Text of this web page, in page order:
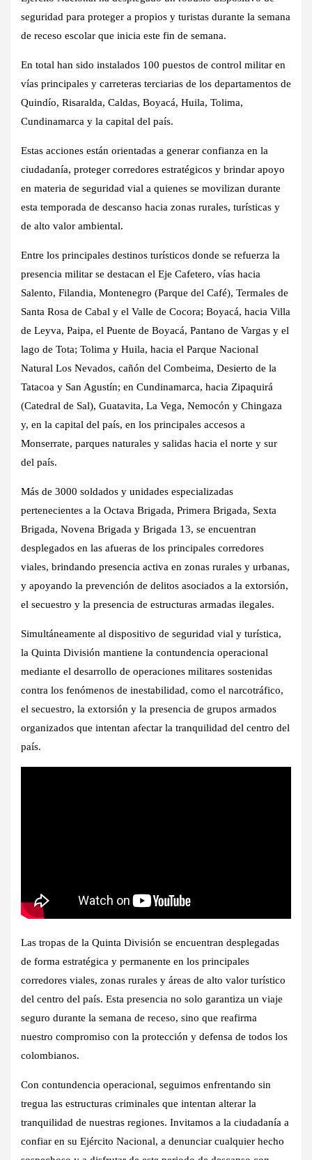
seguridad para proteger a propios y turistas durante la semana
de receso escolar que inicia este fin de semana.
En total han sido instalados 100 puestos de control militar en
vías principales y carreteras terciarias de los departamentos de
Quindío, Risaralda, Caldas, Boyacá, Huila, Tolima,
Cundinamarca y la capital del país.
Estas acciones están orientadas a generar confianza en la
ciudadanía, proteger corredores estratégicos y brindar apoyo
en materia de seguridad vial a quienes se movilizan durante
esta temporada de descanso hacia zonas rurales, turísticas y
de alto valor ambiental.
Entre los principales destinos turísticos donde se refuerza la
presencia militar se destacan el Eje Cafetero, vías hacia
Salento, Filandia, Montenegro (Parque del Café), Termales de
Santa Rosa de Cabal y el Valle de Cocora; Boyacá, hacia Villa
de Leyva, Paipa, el Puente de Boyacá, Pantano de Vargas y el
lago de Tota; Tolima y Huila, hacia el Parque Nacional
Natural Los Nevados, cañón del Combeima, Desierto de la
Tatacoa y San Agustín; en Cundinamarca, hacia Zipaquirá
(Catedral de Sal), Guatavita, La Vega, Nemocón y Chingaza
y, en la capital del país, en los principales accesos a
Monserrate, parques naturales y salidas hacia el norte y sur
del país.
Más de 3000 soldados y unidades especializadas
pertenecientes a la Octava Brigada, Primera Brigada, Sexta
Brigada, Novena Brigada y Brigada 13, se encuentran
desplegados en las afueras de los principales corredores
viales, brindando presencia activa en zonas rurales y urbanas,
y apoyando la prevención de delitos asociados a la extorsión,
el secuestro y la presencia de estructuras armadas ilegales.
Simultáneamente al dispositivo de seguridad vial y turística,
la Quinta División mantiene la contundencia operacional
mediante el desarrollo de operaciones militares sostenidas
contra los fenómenos de inestabilidad, como el narcotráfico,
el secuestro, la extorsión y la presencia de grupos armados
organizados que intentan afectar la tranquilidad del centro del
país.
Las tropas de la Quinta División se encuentran desplegadas
de forma estratégica y permanente en los principales
corredores viales, zonas rurales y áreas de alto valor turístico
del centro del país. Esta presencia no solo garantiza un viaje
seguro durante la semana de receso, sino que reafirma
nuestro compromiso con la protección y defensa de todos los
colombianos.
Con contundencia operacional, seguimos enfrentando sin
tregua las estructuras criminales que intentan alterar la
tranquilidad de nuestras regiones. Invitamos a la ciudadanía a
confiar en su Ejército Nacional, a denunciar cualquier hecho